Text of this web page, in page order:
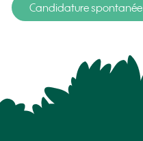
Candidature spontanée